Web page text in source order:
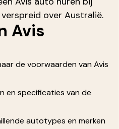
over Australië.
Avis
de voorwaarden van Avis
en specificaties van de
autotypes en merken